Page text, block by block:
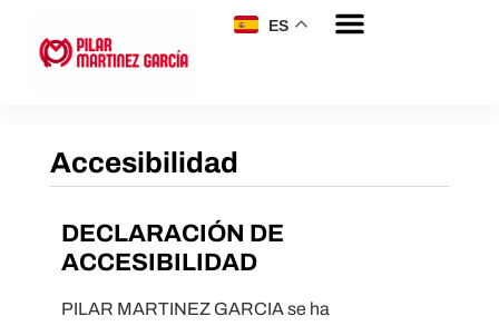
ES
Accesibilidad
DECLARACIÓN DE
ACCESIBILIDAD
PILAR MARTINEZ GARCIA se ha